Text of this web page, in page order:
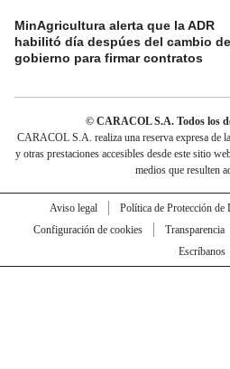
MinAgricultura alerta que la ADR
habilitó día despúes del cambio de
gobierno para firmar contratos
© CARACOL S.A. Todos los
CARACOL S.A. realiza una reserva expresa de
y otras prestaciones accesibles desde este sitio
medios que resulten
Aviso legal Política de Protección de
Configuración de cookies
Transparencia
Escríbanos